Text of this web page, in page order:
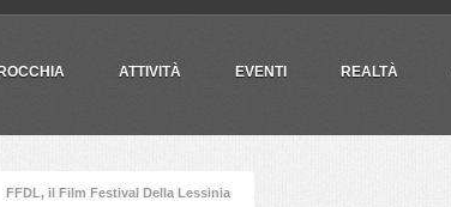
ATTIVITÀ EVENTI REALTÀ
FFDL, il Film Festival Della Lessinia